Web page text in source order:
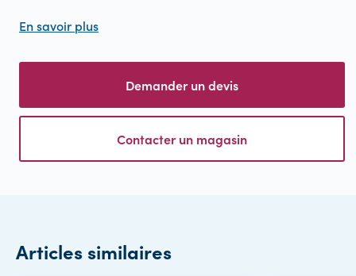
En savoir plus
Demander un devis
Contacter un magasin
Articles similaires